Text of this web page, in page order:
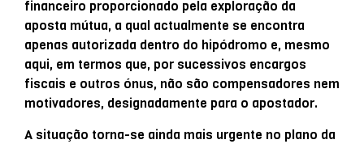
financeiro proporcionado pela exploração da
aposta mútua, a qual actualmente se encontra
apenas autorizada dentro do hipódromo e, mesmo
aqui, em termos que, por sucessivos encargos
fiscais e outros ónus, não são compensadores nem
motivadores, designadamente para o apostador.
A situação torna-se ainda mais urgente no plano da